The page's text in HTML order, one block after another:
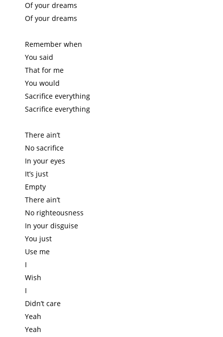
Of your dreams
Of your dreams
Remember when
You said
That for me
You would
Sacrifice everything
Sacrifice everything
There ain’t
No sacrifice
In your eyes
It’s just
Empty
There ain’t
No righteousness
In your disguise
You just
Use me
I
Wish
I
Didn’t care
Yeah
Yeah